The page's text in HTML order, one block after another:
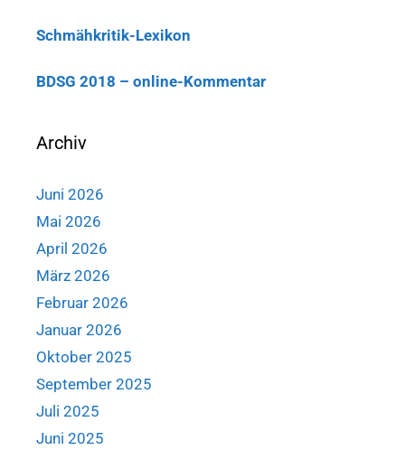
Schmähkritik-Lexikon
BDSG 2018 – online-Kommentar
Archiv
Juni 2026
Mai 2026
April 2026
März 2026
Februar 2026
Januar 2026
Oktober 2025
September 2025
Juli 2025
Juni 2025